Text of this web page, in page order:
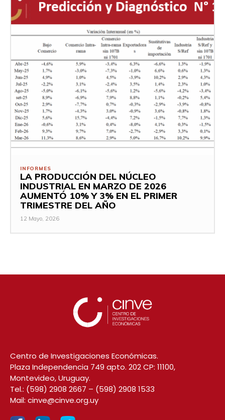
INFORMES
LA PRODUCCIÓN DEL NÚCLEO
INDUSTRIAL EN MARZO DE 2026
AUMENTÓ 10% Y 3% EN EL PRIMER
TRIMESTRE DEL AÑO
12 Mayo, 2026
Centro de Investigaciones Económicas.
Plaza Independencia 749 apto. 202 CP: 11100,
Montevideo, Uruguay.
Tel.: (598) 2908 2667 – (598) 2908 1533
Mail: cinve@cinve.org.uy